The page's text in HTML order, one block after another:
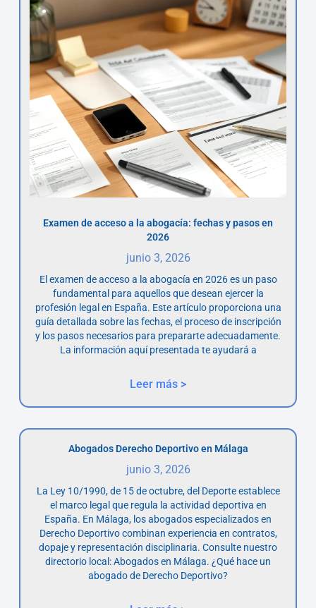
Examen de acceso a la abogacía: fechas y pasos en
2026
junio 3, 2026
El examen de acceso a la abogacía en 2026 es un paso
fundamental para aquellos que desean ejercer la
profesión legal en España. Este artículo proporciona una
guía detallada sobre las fechas, el proceso de inscripción
y los pasos necesarios para prepararte adecuadamente.
La información aquí presentada te ayudará a
Leer más >
Abogados Derecho Deportivo en Málaga
junio 3, 2026
La Ley 10/1990, de 15 de octubre, del Deporte establece
el marco legal que regula la actividad deportiva en
España. En Málaga, los abogados especializados en
Derecho Deportivo combinan experiencia en contratos,
dopaje y representación disciplinaria. Consulte nuestro
directorio local: Abogados en Málaga. ¿Qué hace un
abogado de Derecho Deportivo?